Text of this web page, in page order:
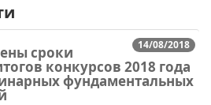
14/08/2018
сроки
конкурсов 2018 года
фундаментальных